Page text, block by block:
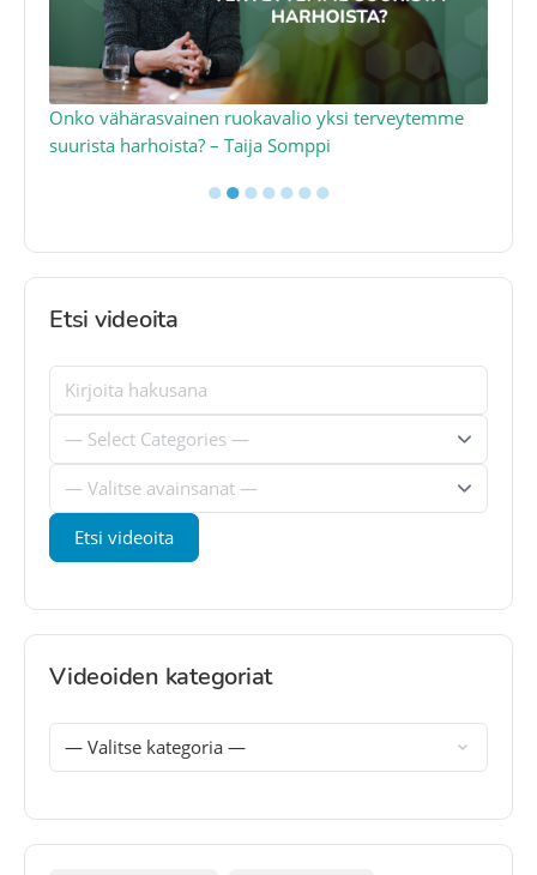
Onko vähärasvainen ruokavalio yksi terveytemme
suurista harhoista? – Taija Somppi
●●●●●●●
Etsi videoita
Videoiden kategoriat